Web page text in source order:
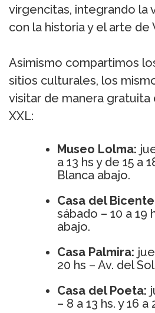
virgencitas, integrando la
con la historia y el arte de
Asimismo compartimos
sitios culturales, los
visitar de manera gratuita
XXL:
Museo Lolma:
a 13 hs y de 15 a
Blanca abajo.
Casa del
sábado – 10 a 19
abajo.
Casa Palmira:
20 hs – Av. del
Casa del Poeta:
– 8 a 13 hs. y 16 a